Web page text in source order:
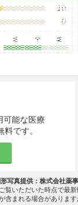
可能な医療
です。
写真提供：株式会社薬
覧いただいた時点で最
含まれる場合がありま